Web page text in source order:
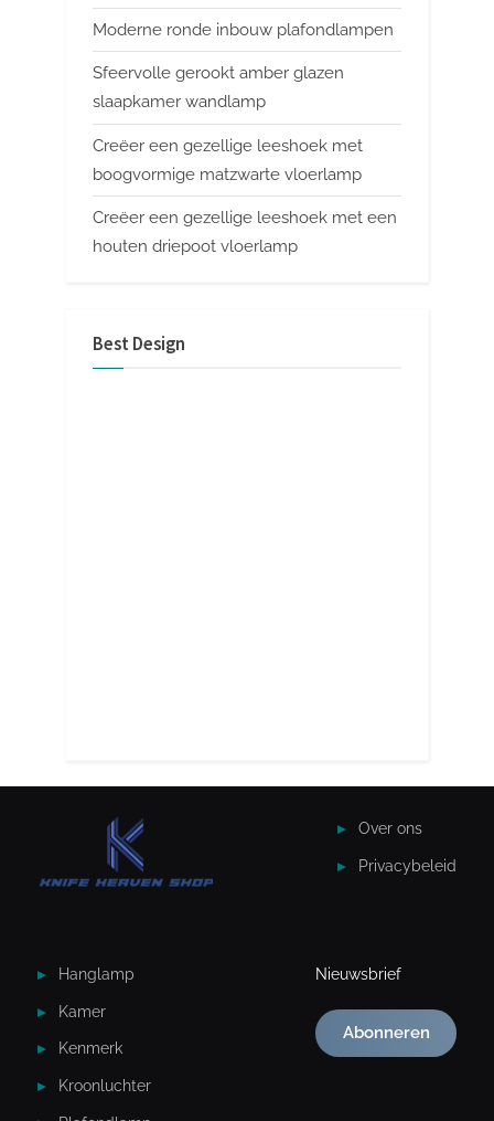
Moderne ronde inbouw plafondlampen
Sfeervolle gerookt amber glazen
slaapkamer wandlamp
Creëer een gezellige leeshoek met
boogvormige matzwarte vloerlamp
Creëer een gezellige leeshoek met een
houten driepoot vloerlamp
Best Design
Over ons
Privacybeleid
Hanglamp
Kamer
Kenmerk
Kroonluchter
Nieuwsbrief
Abonneren